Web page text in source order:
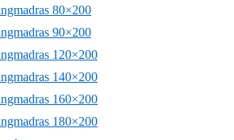
80×200
90×200
120×200
140×200
160×200
180×200